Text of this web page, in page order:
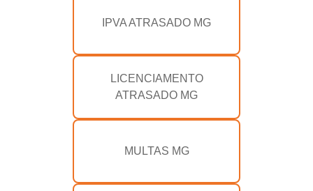
IPVA ATRASADO MG
LICENCIAMENTO
ATRASADO MG
MULTAS MG